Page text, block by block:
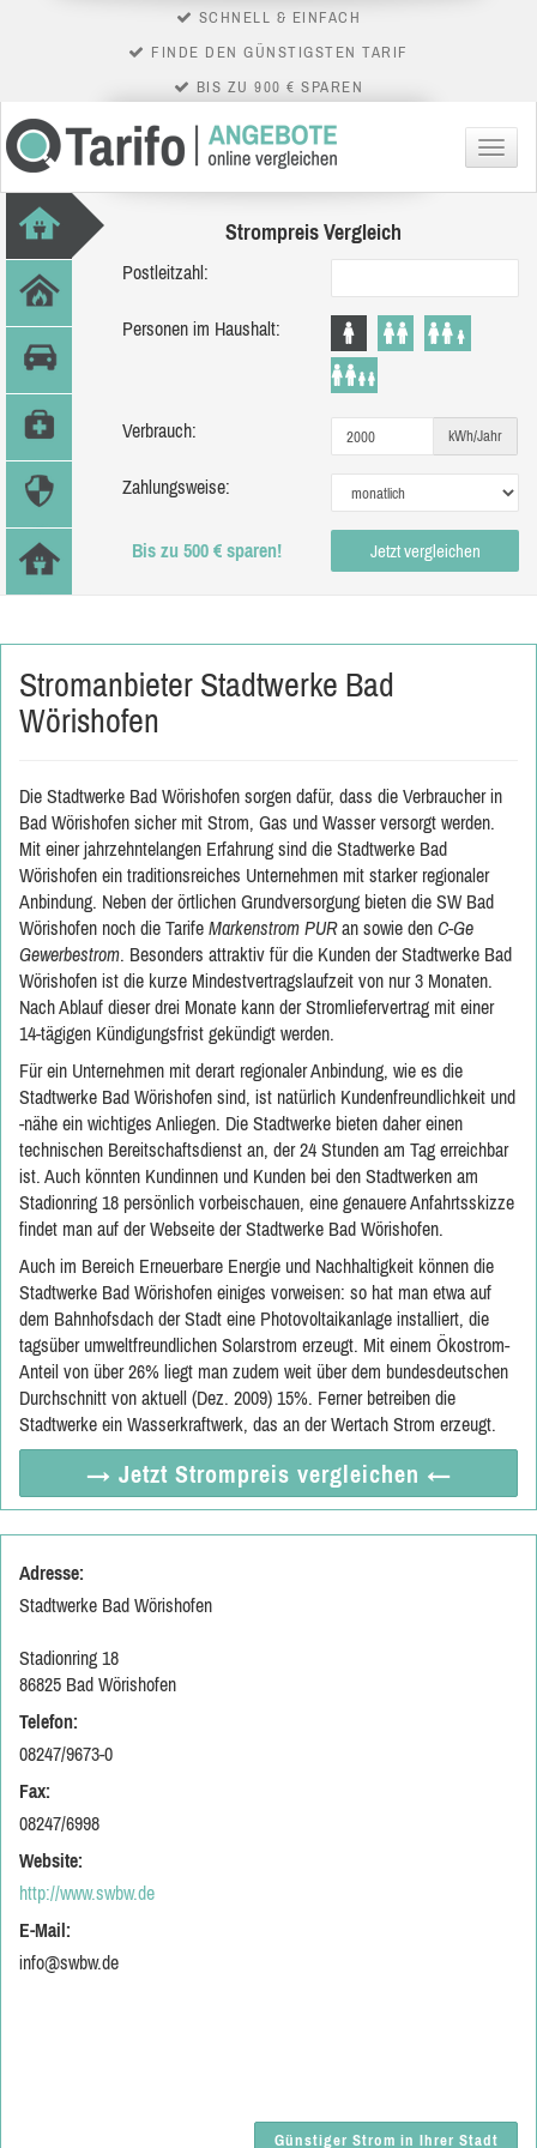
SCHNELL & EINFACH
FINDE DEN GÜNSTIGSTEN TARIF
BIS ZU 900 € SPAREN
Menü
Strompreis Vergleich
Postleitzahl:
Personen im Haushalt:
Verbrauch: kWh/Jahr
Zahlungsweise:
Bis zu 500 € sparen! Jetzt vergleichen
Stromanbieter Stadtwerke Bad
Wörishofen
Die Stadtwerke Bad Wörishofen sorgen dafür, dass die Verbraucher in
Bad Wörishofen sicher mit Strom, Gas und Wasser versorgt werden.
Mit einer jahrzehntelangen Erfahrung sind die Stadtwerke Bad
Wörishofen ein traditionsreiches Unternehmen mit starker regionaler
Anbindung. Neben der örtlichen Grundversorgung bieten die SW Bad
Wörishofen noch die Tarife Markenstrom PURan sowie den C-Ge
Gewerbestrom. Besonders attraktiv für die Kunden der Stadtwerke Bad
Wörishofen ist die kurze Mindestvertragslaufzeit von nur 3 Monaten.
Nach Ablauf dieser drei Monate kann der Stromliefervertrag mit einer
14-tägigen Kündigungsfrist gekündigt werden.
Für ein Unternehmen mit derart regionaler Anbindung, wie es die
Stadtwerke Bad Wörishofen sind, ist natürlich Kundenfreundlichkeit und
-nähe ein wichtiges Anliegen. Die Stadtwerke bieten daher einen
technischen Bereitschaftsdienst an, der 24 Stunden am Tag erreichbar
ist. Auch könnten Kundinnen und Kunden bei den Stadtwerken am
Stadionring 18 persönlich vorbeischauen, eine genauere Anfahrtsskizze
findet man auf der Webseite der Stadtwerke Bad Wörishofen.
Auch im Bereich Erneuerbare Energie und Nachhaltigkeit können die
Stadtwerke Bad Wörishofen einiges vorweisen: so hat man etwa auf
dem Bahnhofsdach der Stadt eine Photovoltaikanlage installiert, die
tagsüber umweltfreundlichen Solarstrom erzeugt. Mit einem Ökostrom-
Anteil von über 26% liegt man zudem weit über dem bundesdeutschen
Durchschnitt von aktuell (Dez. 2009) 15%. Ferner betreiben die
Stadtwerke ein Wasserkraftwerk, das an der Wertach Strom erzeugt.
→ Jetzt Strompreis vergleichen ←
Adresse:
Stadtwerke Bad Wörishofen
Stadionring 18
86825 Bad Wörishofen
Telefon:
08247/9673-0
Fax:
08247/6998
Website:
http://www.swbw.de
E-Mail:
info@swbw.de
Günstiger Strom in Ihrer Stadt